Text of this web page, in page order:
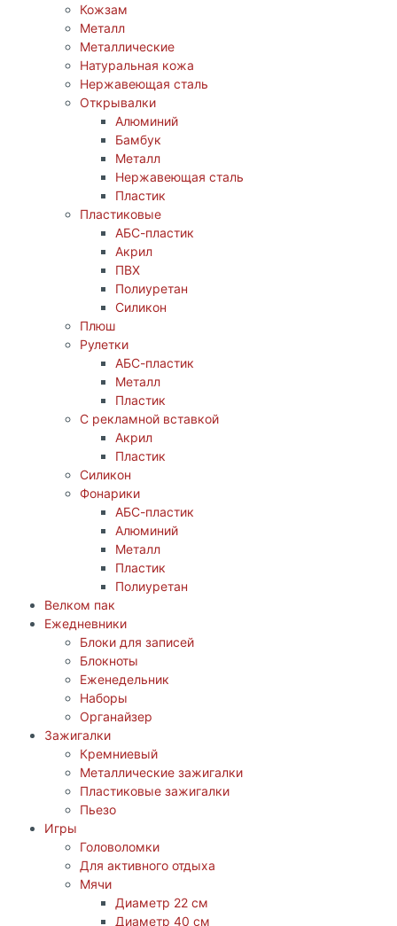
Кожзам
Металл
Металлические
Натуральная кожа
Нержавеющая сталь
Открывалки
Алюминий
Бамбук
Металл
Нержавеющая сталь
Пластик
Пластиковые
АБС-пластик
Акрил
ПВХ
Полиуретан
Силикон
Плюш
Рулетки
АБС-пластик
Металл
Пластик
С рекламной вставкой
Акрил
Пластик
Силикон
Фонарики
АБС-пластик
Алюминий
Металл
Пластик
Полиуретан
Велком пак
Ежедневники
Блоки для записей
Блокноты
Еженедельник
Наборы
Органайзер
Зажигалки
Кремниевый
Металлические зажигалки
Пластиковые зажигалки
Пьезо
Игры
Головоломки
Для активного отдыха
Мячи
Диаметр 22 см
Диаметр 40 см